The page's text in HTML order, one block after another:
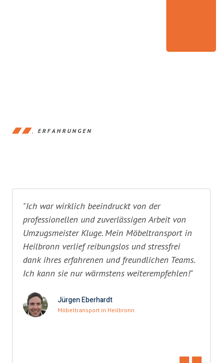
ERFAHRUNGEN
"Ich war wirklich beeindruckt von der
professionellen und zuverlässigen Arbeit von
Umzugsmeister Kluge. Mein Möbeltransport in
Heilbronn verlief reibungslos und stressfrei
dank ihres erfahrenen und freundlichen Teams.
Ich kann sie nur wärmstens weiterempfehlen!"
Jürgen Eberhardt
Möbeltransport in Heilbronn